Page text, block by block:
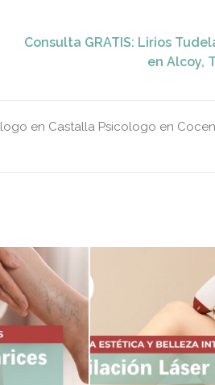
Consulta GRATIS: Lirios
en Alcoy,
en Castalla Psicologo en